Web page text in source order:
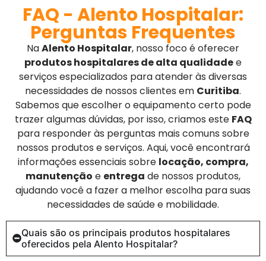
FAQ - Alento Hospitalar:
Perguntas Frequentes
NaAlento Hospitalar, nosso foco é oferecer
produtos hospitalares de alta qualidadee
serviços especializados para atender às diversas
necessidades de nossos clientes em Curitiba.
Sabemos que escolher o equipamento certo pode
trazer algumas dúvidas, por isso, criamos este FAQ
para responder às perguntas mais comuns sobre
nossos produtos e serviços. Aqui, você encontrará
informações essenciais sobre locação, compra,
manutenção e entrega de nossos produtos,
ajudando você a fazer a melhor escolha para suas
necessidades de saúde e mobilidade.
Quais são os principais produtos hospitalares
oferecidos pela Alento Hospitalar?